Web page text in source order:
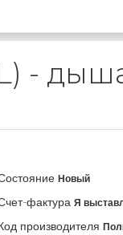
-
Новый
фактура Я
производителя